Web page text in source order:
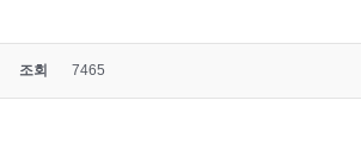
조회 7465